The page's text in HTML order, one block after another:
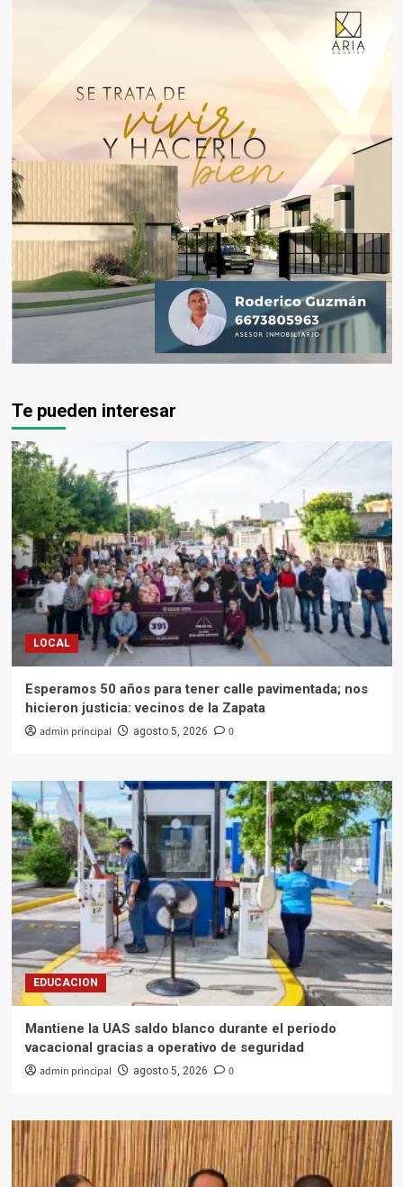
Te pueden interesar
LOCAL
Esperamos 50 años para tener calle pavimentada; nos
hicieron justicia: vecinos de la Zapata
admin principal agosto 5, 2026 0
EDUCACION
Mantiene la UAS saldo blanco durante el periodo
vacacional gracias a operativo de seguridad
admin principal agosto 5, 2026 0